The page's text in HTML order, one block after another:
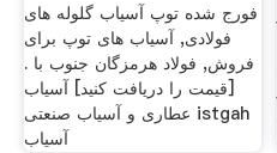
فورج شده توپ آسیاب گلوله های
فولادی, آسیاب های توپ برای
فروش, فولاد هرمزگان جنوب با .
[قیمت را دریافت کنید] آسیاب
عطاری و آسیاب صنعتی istgah
آسیاب